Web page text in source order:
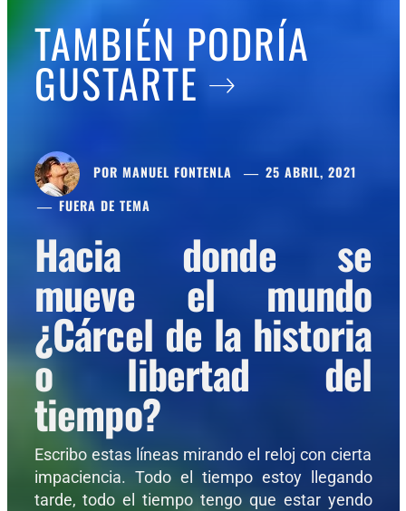
TAMBIÉN PODRÍA
GUSTARTE
POR MANUEL FONTENLA
25 ABRIL, 2021
FUERA DE TEMA
Hacia donde se
mueve el mundo
¿Cárcel de la historia
o libertad del
tiempo?
Escribo estas líneas mirando el reloj con cierta
impaciencia. Todo el tiempo estoy llegando
tarde, todo el tiempo tengo que estar yendo